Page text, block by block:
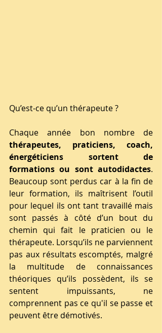
Qu’est-ce qu’un thérapeute ?
thérapeutes, praticiens, coach,
énergéticiens sortent de
formations ou sont autodidactes.
Beaucoup sont perdus car à la fin de
leur formation, ils maîtrisent l’outil
pour lequel ils ont tant travaillé mais
sont passés à côté d’un bout du
chemin qui fait le praticien ou le
thérapeute. Lorsqu’ils ne parviennent
pas aux résultats escomptés, malgré
la multitude de connaissances
théoriques qu’ils possèdent, ils se
sentent impuissants, ne
comprennent pas ce qu'il se passe et
peuvent être démotivés.